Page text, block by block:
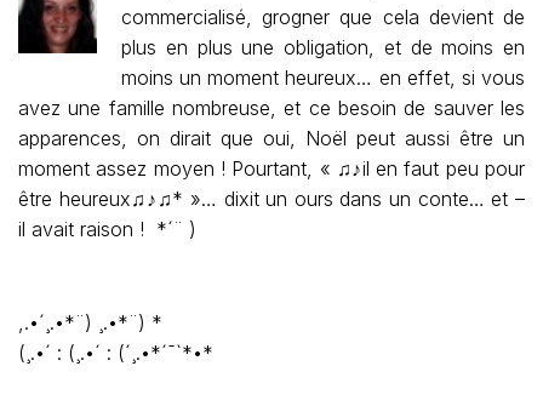
commercialisé, grogner que cela devient de
plus en plus une obligation, et de moins en
moins un moment heureux… en effet, si vous
avez une famille nombreuse, et ce besoin de sauver les
apparences, on dirait que oui, Noël peut aussi être un
moment assez moyen ! Pourtant, « ♫♪il en faut peu pour
être heureux♫♪♫* »… dixit un ours dans un conte… et –
il avait raison ! *´¨ )
,.•´¸.•*¨) ¸.•*¨) *
(¸.•´ : (¸.•´ : (´¸.•*´¯`*•*